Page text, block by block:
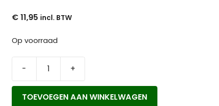
€ 11,95
Op voorraad
-
Schuimversteviger
aantal
+
TOEVOEGEN AAN WINKELWAGEN